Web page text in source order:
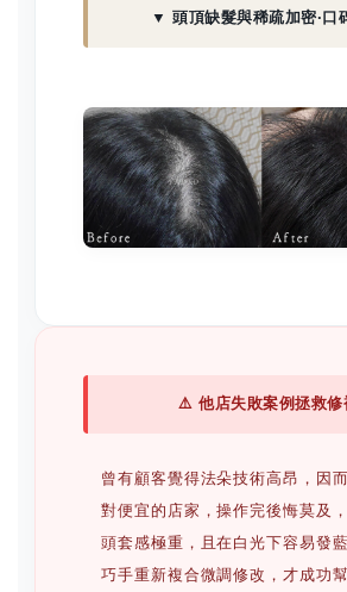
▼ 頭頂缺髮與稀疏加密·口
⚠️ 他店失敗案例拯救修
曾有顧客覺得法朵技術高昂，因
對便宜的店家，操作完後悔莫及
頭套感極重，且在白光下容易發
巧手重新複合微調修改，才成功